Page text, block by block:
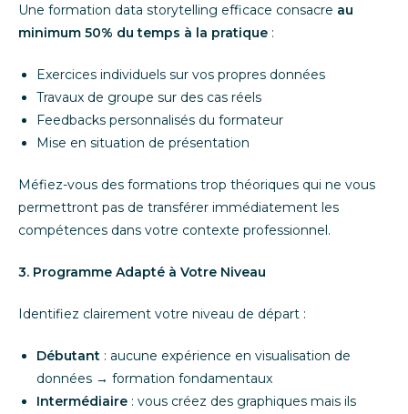
Une formation data storytelling efficace consacre au
minimum 50% du temps à la pratique :
Exercices individuels sur vos propres données
Travaux de groupe sur des cas réels
Feedbacks personnalisés du formateur
Mise en situation de présentation
Méfiez-vous des formations trop théoriques qui ne vous
permettront pas de transférer immédiatement les
compétences dans votre contexte professionnel.
3. Programme Adapté à Votre Niveau
Identifiez clairement votre niveau de départ :
Débutant : aucune expérience en visualisation de
données → formation fondamentaux
Intermédiaire : vous créez des graphiques mais ils